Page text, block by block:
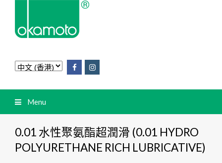
Menu
0.01 水性聚氨酯超潤滑 (0.01 HYDRO
POLYURETHANE RICH LUBRICATIVE)